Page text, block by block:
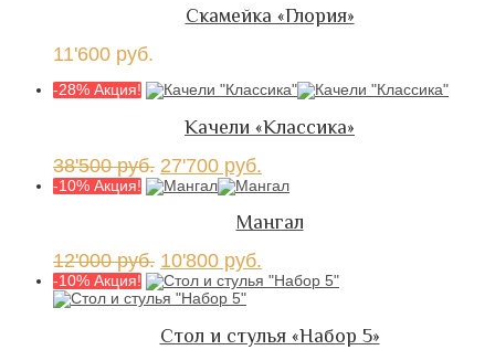
Скамейка «Глория»
11'600 руб.
-28% Акция!
Качели «Классика»
38'500руб. 27'700 руб.
-10% Акция!
Мангал
12'000руб. 10'800 руб.
-10% Акция!
Стол и стулья «Набор 5»